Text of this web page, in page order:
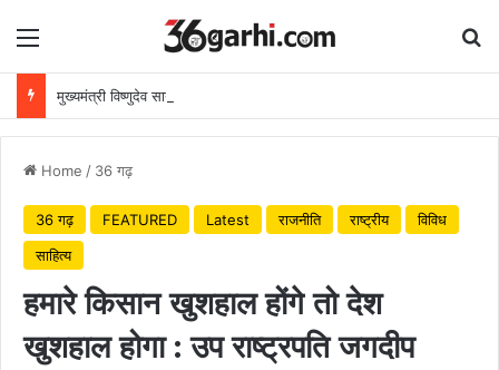
Menu
Home / 36 गढ़
36 गढ़ FEATURED Latest राजनीति राष्ट्रीय
विविध
साहित्य
हमारे किसान खुशहाल होंगे तो देश
खुशहाल होगा : उप राष्ट्रपति जगदीप